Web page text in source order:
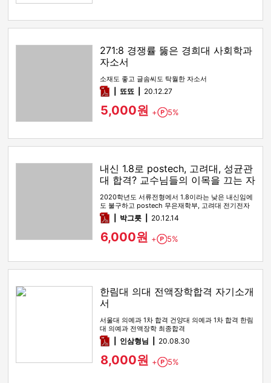
271:8 경쟁률 뚫은 경희대 사회학과
자소서
소재도 좋고 글솜씨도 탁월한 자소서
pdf뚀뚀 20.12.27
5,000원 + Point
5%
내신 1.8로 postech, 고려대, 성균관
대 합격? 교수님들의 이목을 끄는 자
소서!
2020학년도 서류전형에서 1.8이라는 낮은 내신임에
도 불구하고 postech 무은재학부, 고려대 전기전자
공학부, 성균관대학…
pdf박그릇 20.12.14
6,000원 + Point
5%
한림대 의대 전액장학합격 자기소개
서
서울대 의예과 1차 합격 건양대 의예과 1차 합격 한림
대 의예과 전액장학 최종합격
pdf인삼형님 20.08.30
8,000원 + Point
5%